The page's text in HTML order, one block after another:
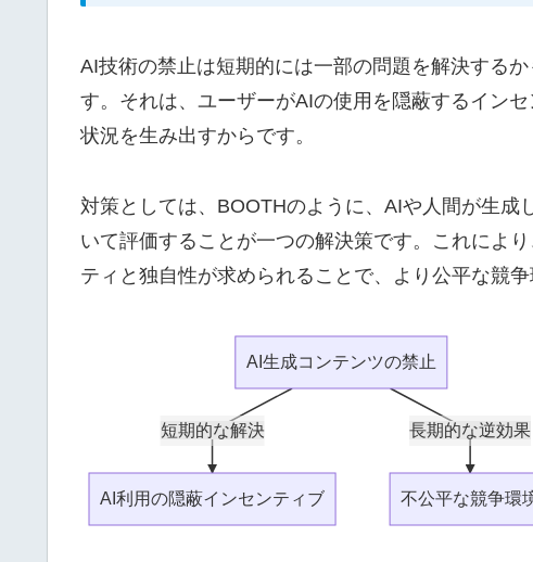
AI技術の禁止は短期的には一部の問題を解決する
す。それは、ユーザーがAIの使用を隠蔽するイン
状況を生み出すからです。
対策としては、BOOTHのように、AIや人間が生
いて評価することが一つの解決策です。これによ
ティと独自性が求められることで、より公平な競争
短期的な解決 長期的な逆効果
AI生成コンテンツの禁止
AI利用の隠蔽インセンティブ 不公平な競争環